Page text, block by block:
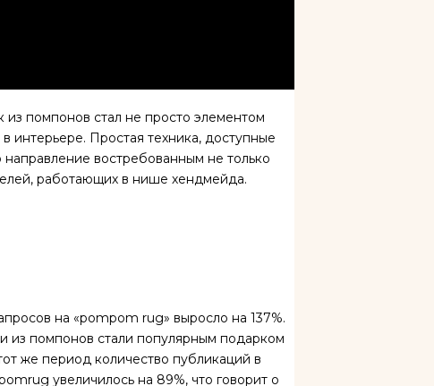
помпонов стал не просто элементом
интерьере. Простая техника, доступные
востребованным не только
работающих в нише хендмейда.
на «pompom rug» выросло на 137%.
из помпонов стали популярным подарком
же период количество публикаций в
увеличилось на 89%, что говорит о